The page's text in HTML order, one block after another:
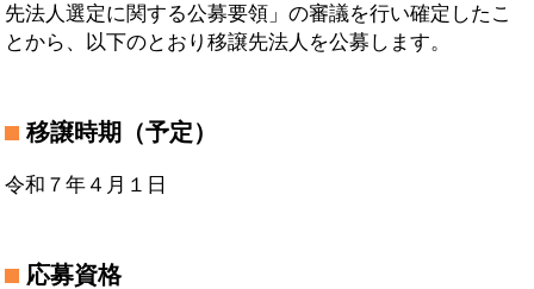
先法人選定に関する公募要領」の審議を行い確定したこ
とから、以下のとおり移譲先法人を公募します。
移譲時期（予定）
令和７年４月１日
応募資格